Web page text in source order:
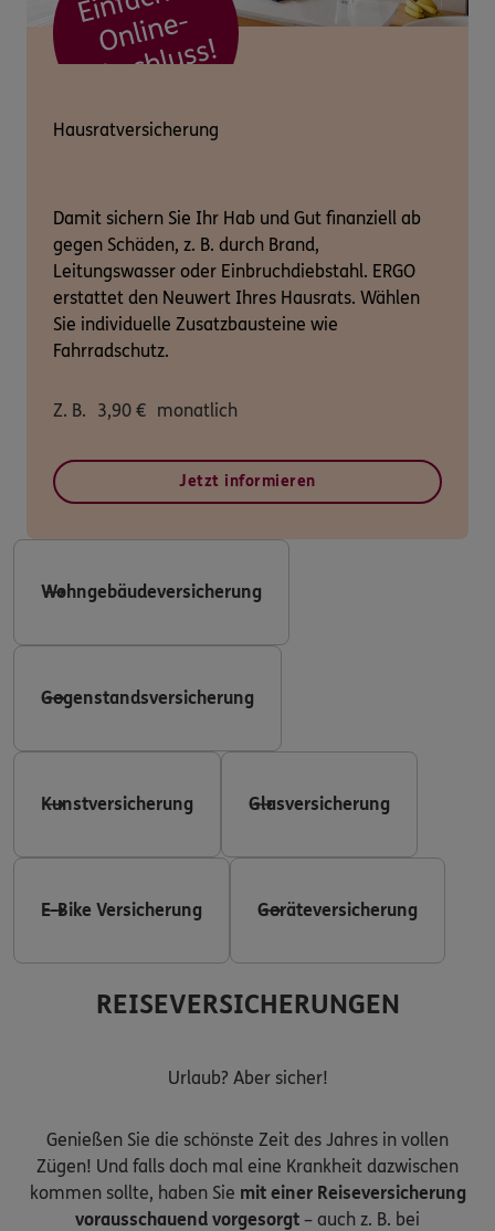
Hausratversicherung
Damit sichern Sie Ihr Hab und Gut finanziell ab
gegen Schäden, z. B. durch Brand,
Leitungswasser oder Einbruchdiebstahl. ERGO
erstattet den Neuwert Ihres Hausrats. Wählen
Sie individuelle Zusatzbausteine wie
Fahrradschutz.
Z. B. 3,90 € monatlich
Jetzt informieren
Wohngebäudeversicherung
Gegenstandsversicherung
Kunstversicherung Glasversicherung
E-Bike Versicherung Geräteversicherung
REISEVERSICHERUNGEN
Urlaub? Aber sicher!
Genießen Sie die schönste Zeit des Jahres in vollen
Zügen! Und falls doch mal eine Krankheit dazwischen
kommen sollte, haben Sie mit einer Reiseversicherung
vorausschauend vorgesorgt – auch z. B. bei